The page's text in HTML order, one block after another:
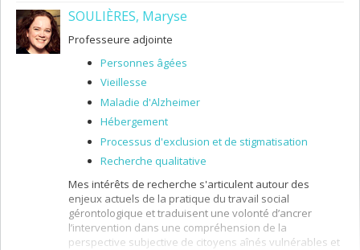
SOULIÈRES, Maryse
Professeure adjointe
Personnes âgées
Vieillesse
Maladie d'Alzheimer
Hébergement
Processus d'exclusion et de stigmatisation
Recherche qualitative
Mes intérêts de recherche s'articulent autour des
enjeux actuels de la pratique du travail social
gérontologique et traduisent une volonté d’ancrer
l’intervention dans une compréhension de la
perspective subjective de citoyens aînés vulnérables et